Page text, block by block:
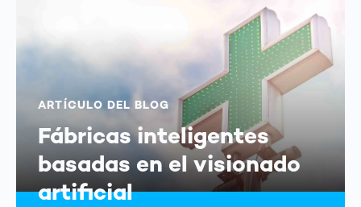
ARTÍCULO DEL BLOG
Fábricas inteligentes
basadas en el visionado
artificial